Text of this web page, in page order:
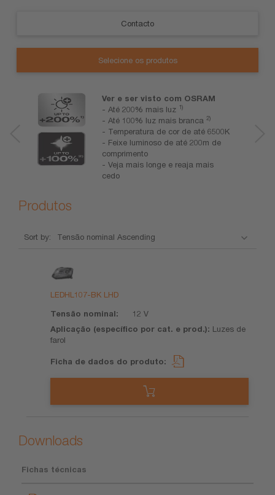
Contacto
Selecione os produtos
Ver e ser visto com OSRAM
- Até 200% mais luz 1)
- Até 100% luz mais branca 2)
- Temperatura de cor de até 6500K
- Feixe luminoso de até 200m de
comprimento
- Veja mais longe e reaja mais
cedo
Produtos
Sort by:
Tensão
nominal
prod.)
LEDHL107-BK LHD
12 V
Luzes de
farol
Downloads
Fichas técnicas